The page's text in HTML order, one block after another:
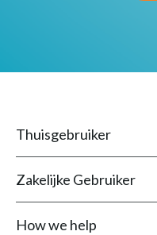
Thuisgebruiker
Zakelijke Gebruiker
How we help